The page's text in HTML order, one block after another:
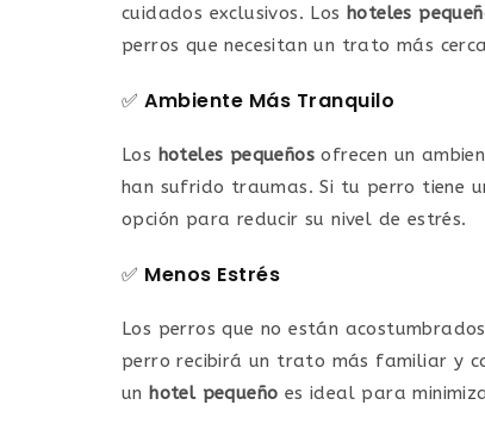
cuidados exclusivos. Los hoteles
perros que necesitan un trato más
✅Ambiente Más Tranquilo
Los hoteles pequeños ofrecen un
han sufrido traumas. Si tu perro tiene
opción para reducir su nivel de estrés.
✅ Menos Estrés
Los perros que no están
perro recibirá un trato más familiar y
un hotel pequeño es ideal para